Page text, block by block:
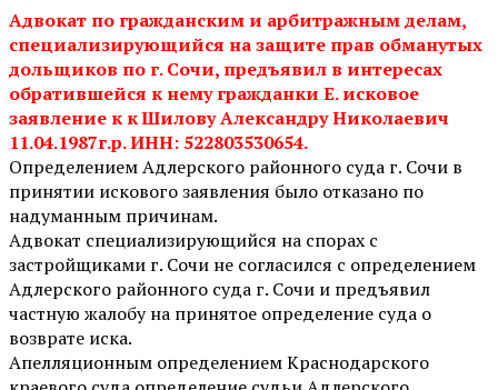
Адвокат по гражданским и арбитражным делам,
специализирующийся на защите прав обманутых
дольщиков по г. Сочи, предъявил в интересах
обратившейся к нему гражданки Е. исковое
заявление к к Шилову Александру Николаевич
11.04.1987г.р. ИНН: 522803530654.
Определением Адлерского районного суда г. Сочи в
принятии искового заявления было отказано по
надуманным причинам.
Адвокат специализирующийся на спорах с
застройщиками г. Сочи не согласился с определением
Адлерского районного суда г. Сочи и предъявил
частную жалобу на принятое определение суда о
возврате иска.
Апелляционным определением Краснодарского